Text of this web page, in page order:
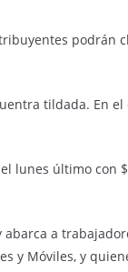
podrán
tildada. En
lunes último con
a
y Móviles, y